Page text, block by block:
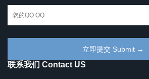
联系我们 Contact US